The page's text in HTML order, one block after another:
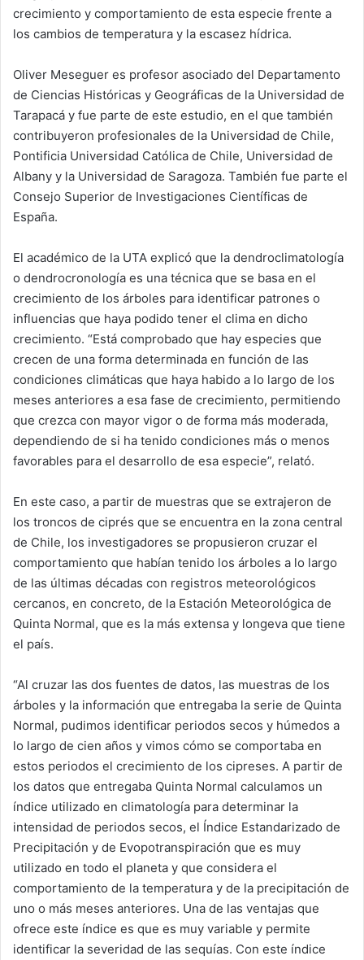
crecimiento y comportamiento de esta especie frente a
los cambios de temperatura y la escasez hídrica.
Oliver Meseguer es profesor asociado del Departamento
de Ciencias Históricas y Geográficas de la Universidad de
Tarapacá y fue parte de este estudio, en el que también
contribuyeron profesionales de la Universidad de Chile,
Pontificia Universidad Católica de Chile, Universidad de
Albany y la Universidad de Saragoza. También fue parte el
Consejo Superior de Investigaciones Científicas de
España.
El académico de la UTA explicó que la dendroclimatología
o dendrocronología es una técnica que se basa en el
crecimiento de los árboles para identificar patrones o
influencias que haya podido tener el clima en dicho
crecimiento. “Está comprobado que hay especies que
crecen de una forma determinada en función de las
condiciones climáticas que haya habido a lo largo de los
meses anteriores a esa fase de crecimiento, permitiendo
que crezca con mayor vigor o de forma más moderada,
dependiendo de si ha tenido condiciones más o menos
favorables para el desarrollo de esa especie”, relató.
En este caso, a partir de muestras que se extrajeron de
los troncos de ciprés que se encuentra en la zona central
de Chile, los investigadores se propusieron cruzar el
comportamiento que habían tenido los árboles a lo largo
de las últimas décadas con registros meteorológicos
cercanos, en concreto, de la Estación Meteorológica de
Quinta Normal, que es la más extensa y longeva que tiene
el país.
“Al cruzar las dos fuentes de datos, las muestras de los
árboles y la información que entregaba la serie de Quinta
Normal, pudimos identificar periodos secos y húmedos a
lo largo de cien años y vimos cómo se comportaba en
estos periodos el crecimiento de los cipreses. A partir de
los datos que entregaba Quinta Normal calculamos un
índice utilizado en climatología para determinar la
intensidad de periodos secos, el Índice Estandarizado de
Precipitación y de Evopotranspiración que es muy
utilizado en todo el planeta y que considera el
comportamiento de la temperatura y de la precipitación de
uno o más meses anteriores. Una de las ventajas que
ofrece este índice es que es muy variable y permite
identificar la severidad de las sequías. Con este índice